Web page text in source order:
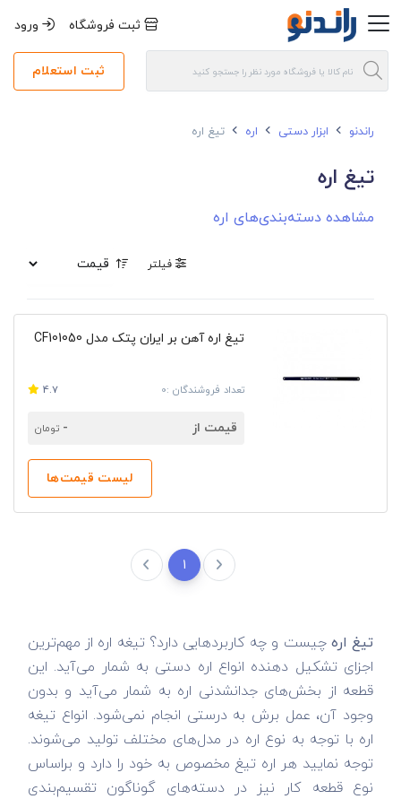
ثبت فروشگاه ورود
ثبت استعلام
راندنو ابزار دستی اره تیغ اره
تیغ اره
مشاهده دسته‌بندی‌های اره
فیلتر
تیغ اره آهن بر ایران پتک مدل CF101050
تعداد فروشندگان :0 4.7
قیمت از - تومان
لیست قیمت‌ها
1
تیغ اره چیست و چه کاربردهایی دارد؟ تیغه اره از مهم‌ترین
اجزای تشکیل دهنده انواع اره دستی به شمار می‌آید. این
قطعه از بخش‌های جدانشدنی اره به شمار می‌آید و بدون
وجود آن، عمل برش به درستی انجام نمی‌شود. انواع تیغه
اره با توجه به نوع اره در مدل‌های مختلف تولید می‌شوند.
توجه نمایید هر اره تیغ مخصوص به خود را دارد و براساس
نوع قطعه کار نیز در دسته‌های گوناگون تقسیم‌بندی